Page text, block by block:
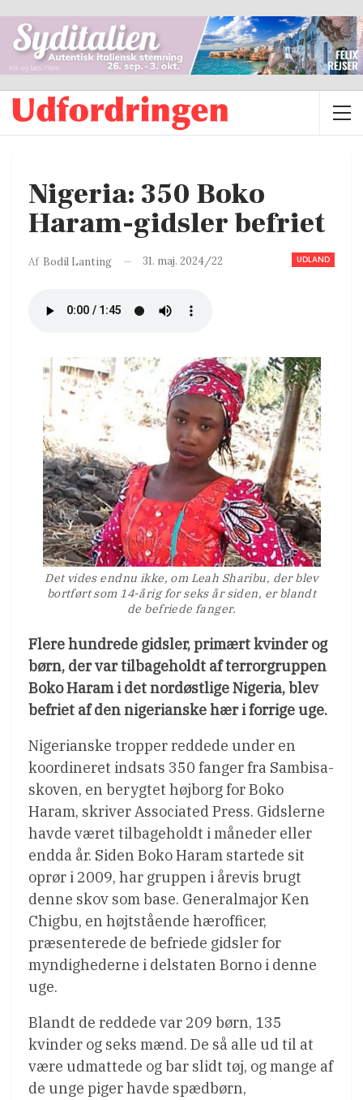
Nigeria: 350 Boko
Haram-gidsler befriet
UDLAND
Af Bodil Lanting 31. maj. 2024/22
Det vides endnu ikke, om Leah Sharibu, der blev
bortført som 14-årig for seks år siden, er blandt
de befriede fanger.
Flere hundrede gidsler, primært kvinder og
børn, der var tilbageholdt af terrorgruppen
Boko Haram i det nordøstlige Nigeria, blev
befriet af den nigerianske hær i forrige uge.
Nigerianske tropper reddede under en
koordineret indsats 350 fanger fra Sambisa-
skoven, en berygtet højborg for Boko
Haram, skriver Associated Press. Gidslerne
havde været tilbageholdt i måneder eller
endda år. Siden Boko Haram startede sit
oprør i 2009, har gruppen i årevis brugt
denne skov som base. Generalmajor Ken
Chigbu, en højtstående hærofficer,
præsenterede de befriede gidsler for
myndighederne i delstaten Borno i denne
uge.
Blandt de reddede var 209 børn, 135
kvinder og seks mænd. De så alle ud til at
være udmattede og bar slidt tøj, og mange af
de unge piger havde spædbørn,